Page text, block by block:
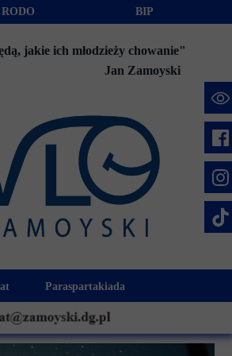
Akcje charytatywne
"Jesteśmy z Wami"
Paraspartakiada
Fundusz Stypendialny "Jesteśmy
Integracja szkolna
jakie ich młodzieży chowanie"
BIP
RODO
Jan Zamoyski